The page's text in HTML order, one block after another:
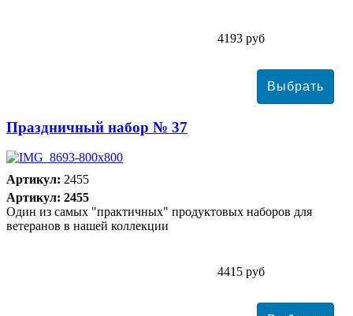
4193 руб
Праздничный набор № 37
Артикул: 2455
Артикул: 2455
Один из самых "практичных" продуктовых наборов для
ветеранов в нашей коллекции
4415 руб